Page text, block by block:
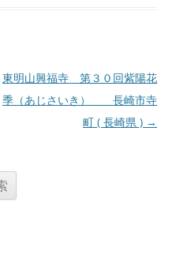
東明山興福寺 第３０回紫陽花
季（あじさいき） 長崎市寺
町 ( 長崎県 ) →